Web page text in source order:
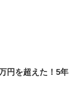
円を超えた！5年